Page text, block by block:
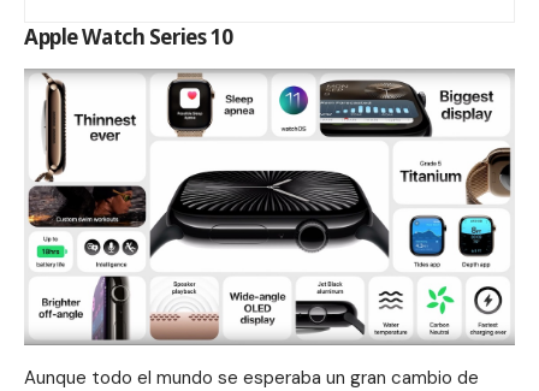
Apple Watch Series 10
Aunque todo el mundo se esperaba un gran cambio de